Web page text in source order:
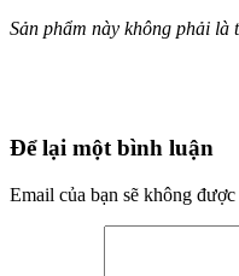
Sản phẩm này không phải là
Để lại một bình luận
Email của bạn sẽ không